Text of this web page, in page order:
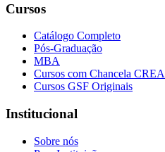
Cursos
Catálogo Completo
Pós-Graduação
MBA
Cursos com Chancela CREA
Cursos GSF Originais
Institucional
Sobre nós